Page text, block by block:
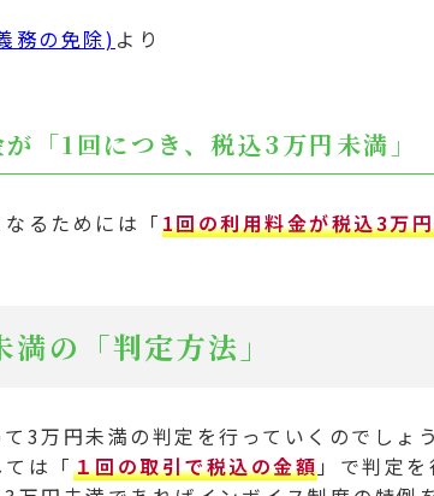
務の免除) より
「1回につき、税込3万円未満」
るためには「1回の利用料金が税込3万
の「判定方法」
3万円未満の判定を行っていくのでしょ
は「１回の取引で税込の金額」で判定を